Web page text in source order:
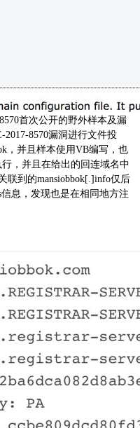
首次公开的野外样本及漏
8570漏洞进行文件投
，并且样本使用VB编写，也
，并且在给出的回连域名中
联到的mansiobbok[.]info仅后
息，发现也是在相同地方注